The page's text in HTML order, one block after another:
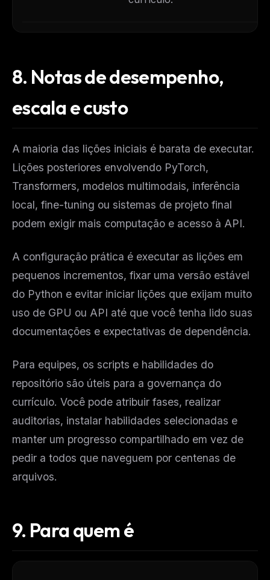
8. Notas de desempenho,
escala e custo
A maioria das lições iniciais é barata de executar.
Lições posteriores envolvendo PyTorch,
Transformers, modelos multimodais, inferência
local, fine-tuning ou sistemas de projeto final
podem exigir mais computação e acesso à API.
A configuração prática é executar as lições em
pequenos incrementos, fixar uma versão estável
do Python e evitar iniciar lições que exijam muito
uso de GPU ou API até que você tenha lido suas
documentações e expectativas de dependência.
Para equipes, os scripts e habilidades do
repositório são úteis para a governança do
currículo. Você pode atribuir fases, realizar
auditorias, instalar habilidades selecionadas e
manter um progresso compartilhado em vez de
pedir a todos que naveguem por centenas de
arquivos.
9. Para quem é